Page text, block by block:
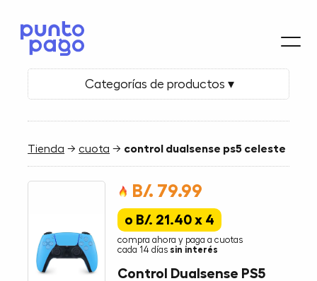
Categorías de productos ▾
Tienda →cuota → control dualsense ps5 celeste
B/. 79.99
o B/. 21.40 x 4
compra ahora y paga a cuotas
cada 14 días sin interés
Control Dualsense PS5